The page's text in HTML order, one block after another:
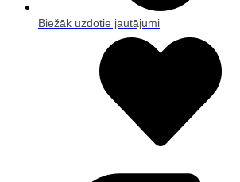
Biežāk uzdotie jautājumi